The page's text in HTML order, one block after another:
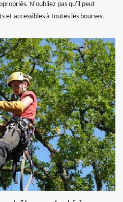
N'oubliez pas qu'il peut
et accessibles à toutes les bourses.